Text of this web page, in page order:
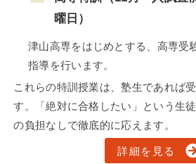
曜日）
津山高専をはじめとする、高専受
指導を行います。
これらの特訓授業は、塾生であれば
す。「絶対に合格したい」という生
の負担なしで徹底的に応えます。
詳細を見る